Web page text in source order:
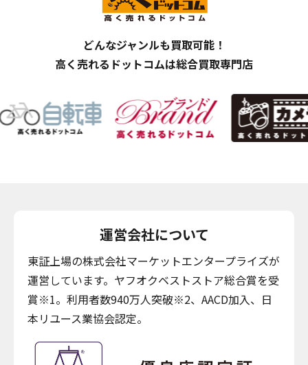
どんなジャンルも買取可能！
高く売れるドットコムは総合買取専門店
運営会社について
東証上場の株式会社マーケットエンタープライズが
運営しています。ヤフオクベストストア総合賞を受
賞※1。利用者数940万人突破※2、AACD加入、日
本リユース業協会認定。